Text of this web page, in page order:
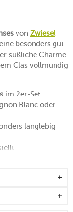
von Zwiesel
besonders gut
süßliche Charme
Glas vollmundig
im 2er-Set
Blanc oder
langlebig